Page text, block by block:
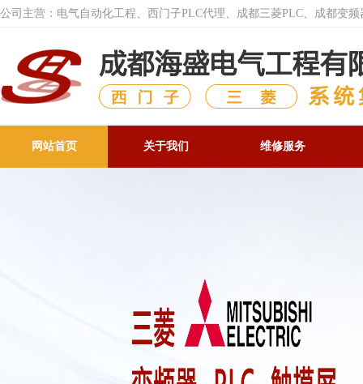
公司主营：电气自动化工程、西门子PLC代理、成都三菱PLC、成都变
网站首页 关于我们 维修服务